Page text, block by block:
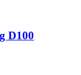
D100